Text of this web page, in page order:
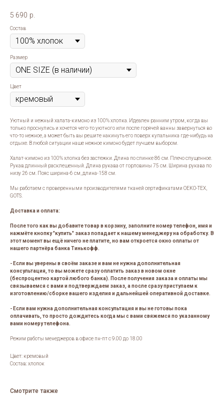
5 690 р.
Состав
Размер
Цвет
Уютный и нежный халата-кимоно из 100% хлопка. Идеален ранним утром, когда вы
только проснулись и хочется чего-то уютного или после горячей ванны завернуться во
что-то нежное, а может быть вы решите накинуть его поверх купальника где-нибудь на
отдыхе. В любой ситуации наше нежное кимоно будет лучшем выбором.
Халат-кимоно из 100% хлопка без застежки. Длина по спинке 86 см. Плечо спущенное.
Рукав длинный расклешенный. Длина рукава от горловины 75 см. Ширина рукава по
низу 26 см. Пояс ширина-6 см, длина-158 см.
Мы работаем с проверенными производителями тканей сертификатами OEKO-TEX,
GOTS.
Доставка и оплата:
После того как вы добавите товар в корзину, заполните номер телефон, имя и
нажмёте кнопку "купить" заказ попадает к нашему менеджеру на обработку. В
этот момент вы ещё ничего не платите, но вам откроется окно оплаты от
нашего партнёра банка Тинькофф.
- Если вы уверены в своём заказе и вам не нужна дополнительная
консультация, то вы можете сразу оплатить заказ в новом окне
(беспроцентно картой любого банка). После получения заказа и оплаты мы
связываемся с вами и подтверждаем заказ, а после сразу приступаем к
изготовлению/сборке вашего изделия и дальнейшей оперативной доставке.
- Если вам нужна дополнительная консультация и вы не готовы пока
оплачивать, то просто дождитесь когда мы с вами свяжемся по указанному
вами номеру телефона.
Режим работы менеджеров в офисе пн-пт с 9.00 до 18.00
Цвет: кремовый
Состав: хлопок
Смотрите также